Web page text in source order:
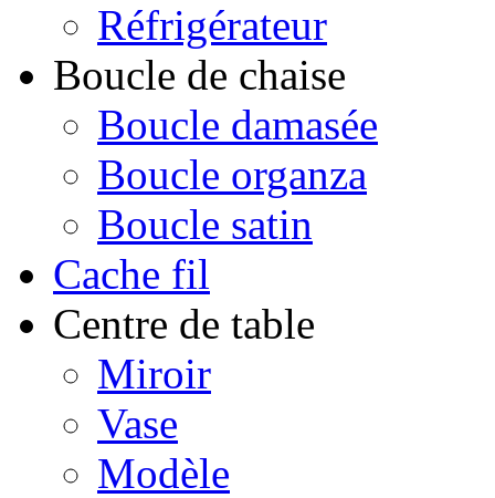
Réfrigérateur
Boucle de chaise
Boucle damasée
Boucle organza
Boucle satin
Cache fil
Centre de table
Miroir
Vase
Modèle